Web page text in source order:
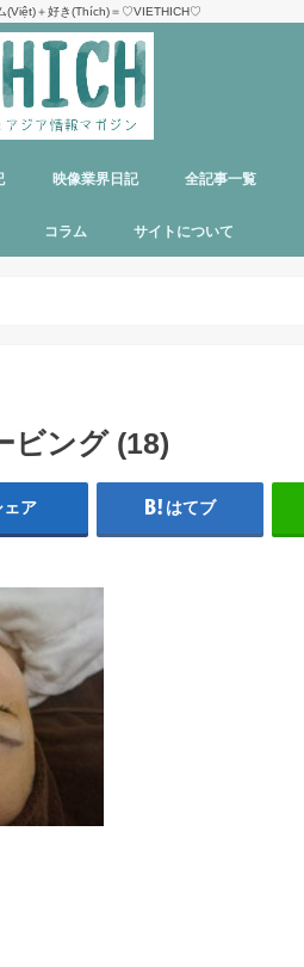
(Việt)＋好き(Thích)＝♡VIETHICH♡
ビス
映像業界日記 全記事一覧
コラム サイトについて
ビング (18)
ェア はてブ